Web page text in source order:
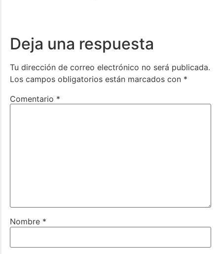
Deja una respuesta
Tu dirección de correo electrónico no será publicada.
Los campos obligatorios están marcados con *
Comentario *
Nombre *